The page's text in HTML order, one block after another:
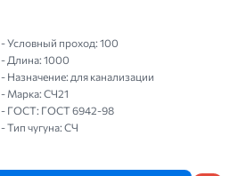
- Условный проход: 100
- Длина: 1000
- Назначение: для канализации
- Марка: СЧ21
- ГОСТ: ГОСТ 6942-98
- Тип чугуна: СЧ